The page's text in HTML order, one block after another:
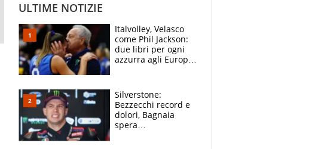
ULTIME NOTIZIE
Italvolley, Velasco
come Phil Jackson:
due libri per ogni
azzurra agli Europei.
Silverstone:
Bezzecchi record e
dolori, Bagnaia
spera